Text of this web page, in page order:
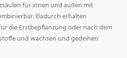
für innen und außen mit
Dadurch erhalten
die Erstbepflanzung oder nach dem
und wachsen und gedeihen